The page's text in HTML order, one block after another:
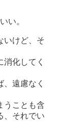
い。
いけど、そ
化してく
遠慮なく
うことも含
、それでい